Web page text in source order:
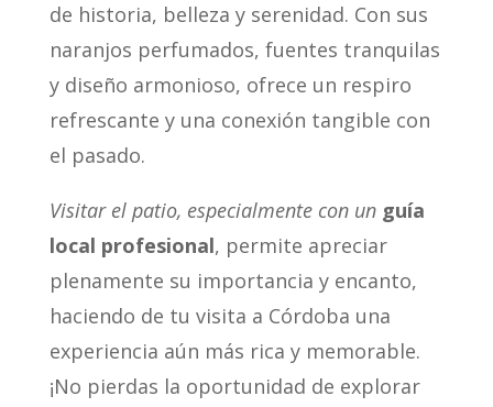
de historia, belleza y serenidad. Con sus
naranjos perfumados, fuentes tranquilas
y diseño armonioso, ofrece un respiro
refrescante y una conexión tangible con
el pasado.
Visitar el patio, especialmente con un guía
local profesional, permite apreciar
plenamente su importancia y encanto,
haciendo de tu visita a Córdoba una
experiencia aún más rica y memorable.
¡No pierdas la oportunidad de explorar